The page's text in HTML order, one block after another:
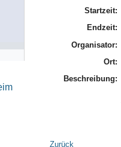
Startzeit:
Endzeit:
Organisator:
Ort:
Beschreibung:
Zurück